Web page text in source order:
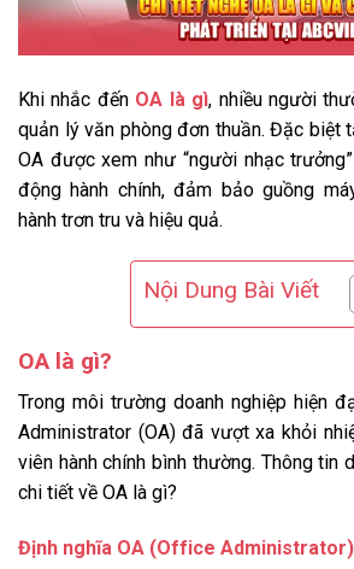
Khi nhắc đến OA là gì, nhiều người
quản lý văn phòng đơn thuần. Đặc biệt
OA được xem như “người nhạc
động hành chính, đảm bảo guồng
hành trơn tru và hiệu quả.
Nội Dung Bài Viết
OA là gì?
Trong môi trường doanh nghiệp hiện
Administrator (OA) đã vượt xa khỏi
viên hành chính bình thường. Thông
chi tiết về OA là gì?
Định nghĩa OA (Office Administrator)